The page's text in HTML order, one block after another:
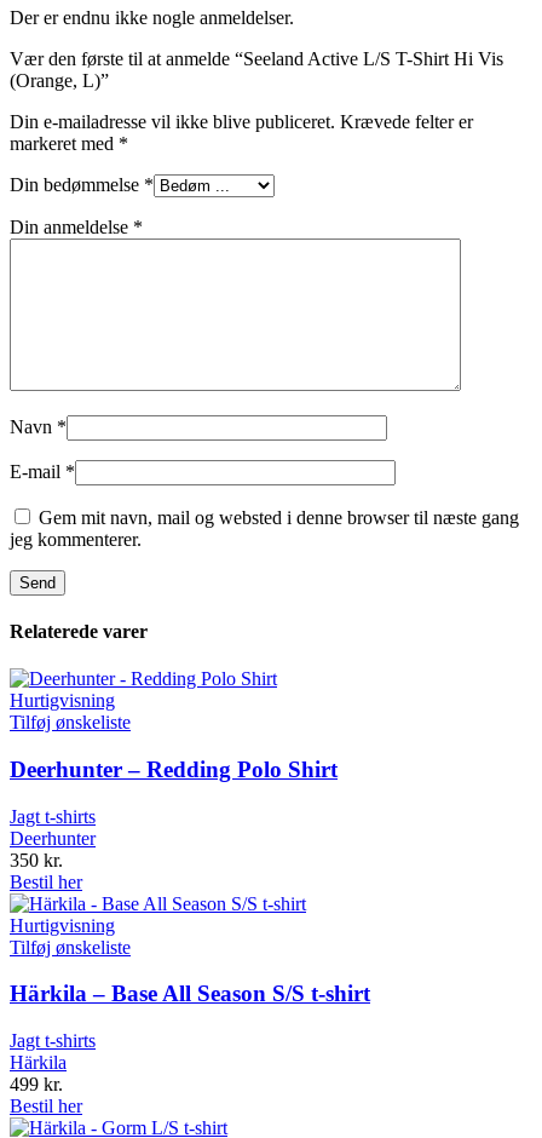
Der er endnu ikke nogle anmeldelser.
Vær den første til at anmelde “Seeland Active L/S T-Shirt Hi Vis
(Orange, L)”
Din e-mailadresse vil ikke blive publiceret. Krævede felter er
markeret med *
Din bedømmelse *
Din anmeldelse *
Navn *
E-mail *
Gem mit navn, mail og websted i denne browser til næste gang
jeg kommenterer.
Relaterede varer
Hurtigvisning
Tilføj ønskeliste
Deerhunter – Redding Polo Shirt
Jagt t-shirts
Deerhunter
350 kr.
Bestil her
Hurtigvisning
Tilføj ønskeliste
Härkila – Base All Season S/S t-shirt
Jagt t-shirts
Härkila
499 kr.
Bestil her